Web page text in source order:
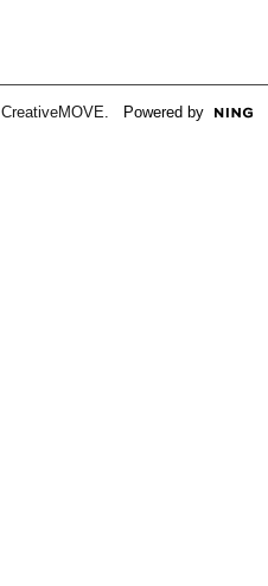
CreativeMOVE. Powered by